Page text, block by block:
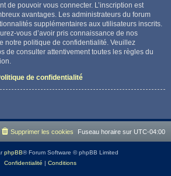
de pouvoir vous connecter. L’inscription est
avantages. Les administrateurs du forum
supplémentaires aux utilisateurs inscrits.
vous d’avoir pris connaissance de nos
notre politique de confidentialité. Veuillez
de consulter attentivement toutes les règles du
de confidentialité
Fuseau horaire sur UTC-04:00
Supprimer les cookies
phpBB® Forum Software © phpBB Limited
Confidentialité | Conditions